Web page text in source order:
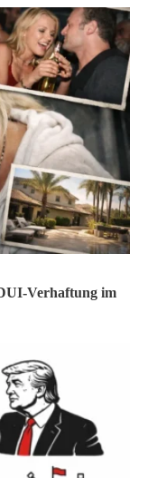
Verhaftung im